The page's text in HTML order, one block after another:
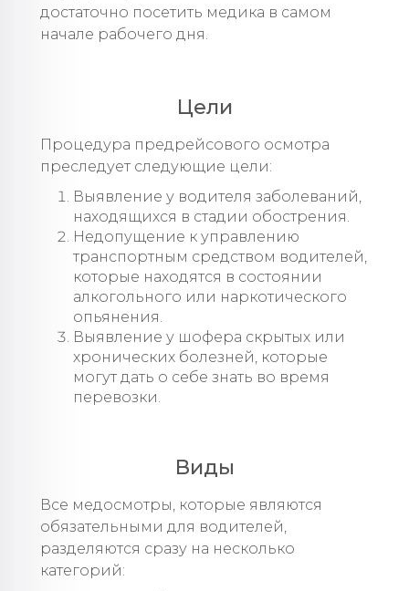
достаточно посетить медика в самом
начале рабочего дня.
Цели
Процедура предрейсового осмотра
преследует следующие цели:
Выявление у водителя заболеваний,
находящихся в стадии обострения.
Недопущение к управлению
транспортным средством водителей,
которые находятся в состоянии
алкогольного или наркотического
опьянения.
Выявление у шофера скрытых или
хронических болезней, которые
могут дать о себе знать во время
перевозки.
Виды
Все медосмотры, которые являются
обязательными для водителей,
разделяются сразу на несколько
категорий: